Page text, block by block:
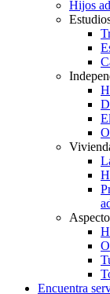
Hijos
Encuentra